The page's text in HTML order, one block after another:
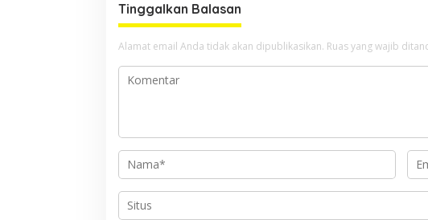
Tinggalkan Balasan
Alamat email Anda tidak akan dipublikasikan. Ruas yang wajib